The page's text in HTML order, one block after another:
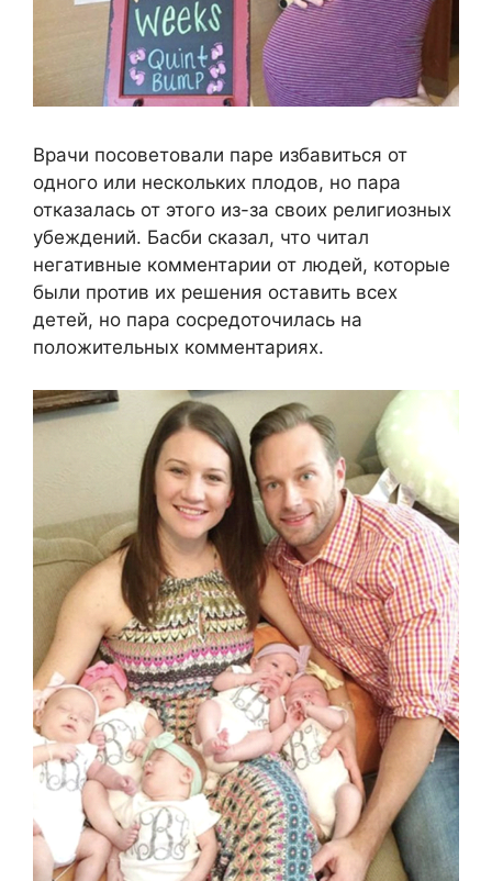
Врачи посоветовали паре избавиться от
одного или нескольких плодов, но пара
отказалась от этого из-за своих религиозных
убеждений. Басби сказал, что читал
негативные комментарии от людей, которые
были против их решения оставить всех
детей, но пара сосредоточилась на
положительных комментариях.